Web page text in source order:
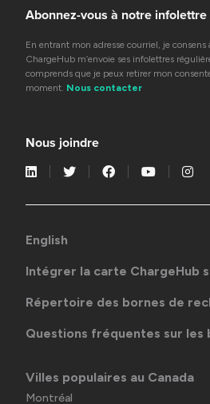
Abonnez-vous à notre infolettre
En entrant mon adresse courriel, je consens
ChargeHub m’envoie ses infolettres
comprends que je peux retirer mon
moment. Nous contacter
Nous joindre
English
Intégrer la carte ChargeHub
Répertoire des bornes de
Questions fréquentes sur les
Villes populaires au Canada
Montréal